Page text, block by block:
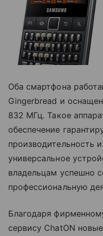
Оба смартфона
Gingerbread и
832 МГц. Такое
обеспечение
производительность
универсальное
владельцам успешно
профессиональную
Благодаря
сервису ChatON